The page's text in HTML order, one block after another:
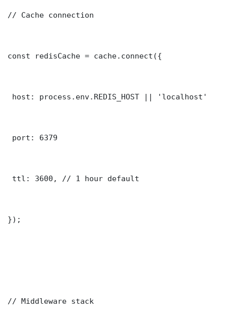
// Cache connection
const redisCache = cache.connect({
host: process.env.REDIS_HOST || 'localhost'
port: 6379
ttl: 3600, // 1 hour default
});
// Middleware stack